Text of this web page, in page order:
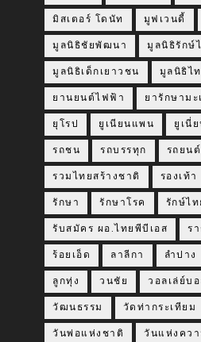
มิสเตอร์ โดนัท มูฟเวนดี้
มูลนิธิชัยพัฒนา มูลนิธิรักษ์
มูลนิธิเด็กเยาวชน มูลนิธิไ
ยานยนต์ไฟฟ้า ยารักษามะ
ยุโรป ยูเนียนแพน ยูเนี่
รถชน รถบรรทุก รถยนต์
รวมไทยสร้างชาติ รองเท้า
รักษา รักษาโรค รักษ์ไท
รับสมัคร ผอ.ไทยพีบีเอส ร
ร้อยเอ็ด ลาลีกา ลำปาง
ลูกทุ่ง วนชัย วอลเล่ย์บ
วัฒนธรรม วัดท่ากระเทียม
วันพ่อแห่งชาติ วันแห่งควา